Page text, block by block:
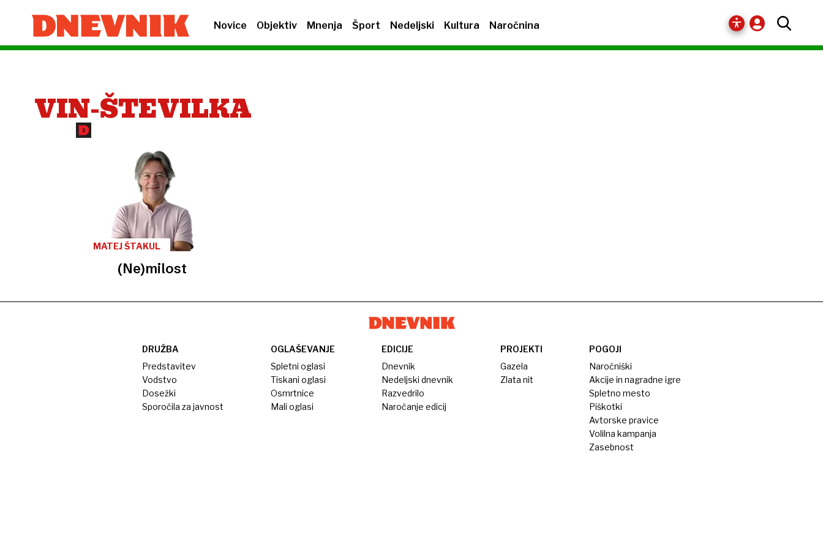
Novice Objektiv Mnenja Šport Nedeljski Kultura Naročnina
VIN-ŠTEVILKA
MATEJ ŠTAKUL
(Ne)milost
DRUŽBA
Predstavitev
Vodstvo
Dosežki
Sporočila za javnost
OGLAŠEVANJE
Spletni oglasi
Tiskani oglasi
Osmrtnice
Mali oglasi
EDICIJE
Dnevnik
Nedeljski dnevnik
Razvedrilo
Naročanje edicij
PROJEKTI
Gazela
Zlata nit
POGOJI
Naročniški
Akcije in nagradne igre
Spletno mesto
Piškotki
Avtorske pravice
Volilna kampanja
Zasebnost